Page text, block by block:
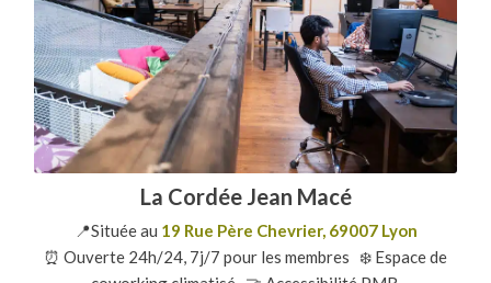
La Cordée Jean Macé
📍Située au 19 Rue Père Chevrier, 69007 Lyon
⏰ Ouverte 24h/24, 7j/7 pour les membres ❄️ Espace de